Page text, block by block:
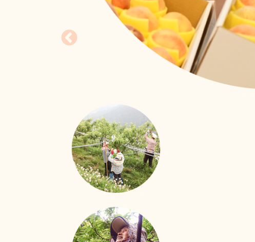
照護技能大進化
移工用心學習、用愛照顧
新事社會服務中心的移工照護訓練課程也來到了第
立即行動